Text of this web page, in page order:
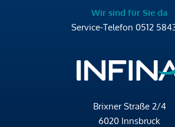
Wir sind für Sie da
Service-Telefon 0512
Brixner Straße 2/4
6020 Innsbruck